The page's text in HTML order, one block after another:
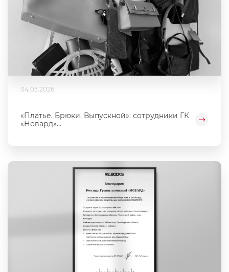
04.05.2026
«Платье. Брюки. Выпускной»: сотрудники ГК
«Новард»...